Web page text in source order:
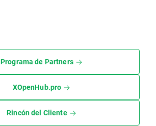
Programa de Partners
XOpenHub.pro
Rincón del Cliente